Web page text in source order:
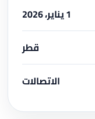
1 يناير، 2026
قطر
الاتصالات